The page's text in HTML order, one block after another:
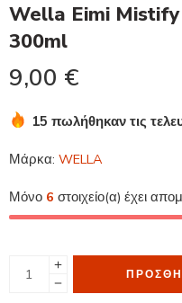
Wella Eimi
300ml
9,00 €
15 πωλήθηκαν τις
Μάρκα: WELLA
Μόνο 6 στοιχείο(α) έχει